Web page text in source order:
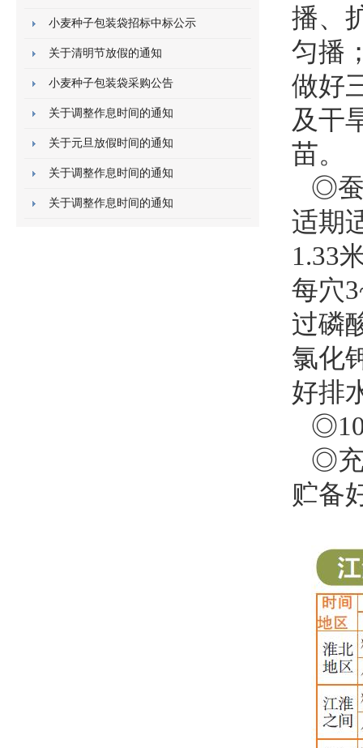
小麦种子包装袋招标中标公示
关于清明节放假的通知
小麦种子包装袋采购公告
关于调整作息时间的通知
关于元旦放假时间的通知
关于调整作息时间的通知
关于调整作息时间的通知
播、
匀播
做好
及干
苗。
◎蚕
适期
1.33
每穴
过磷
氯化
好排
◎充
贮备